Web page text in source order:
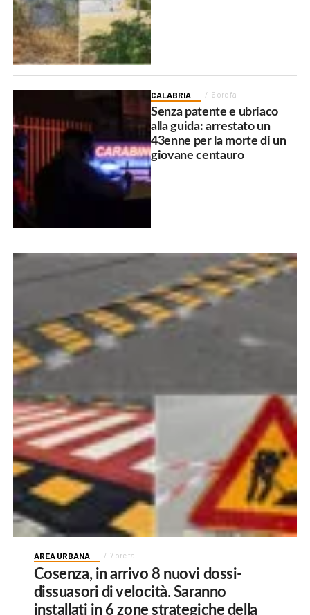
CALABRIA 6 ore fa
Senza patente e ubriaco
alla guida: arrestato un
43enne per la morte di un
giovane centauro
AREA URBANA 7 ore fa
Cosenza, in arrivo 8 nuovi dossi-
dissuasori di velocità. Saranno
installati in 6 zone strategiche della